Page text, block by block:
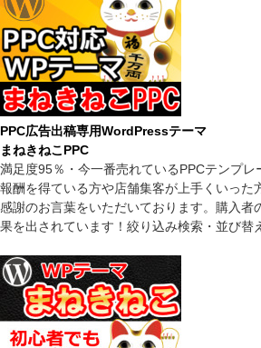
PPC広告出稿専用WordPressテーマ
まねきねこPPC
満足度95％・今一番売れているPPCテンプレ
報酬を得ている方や店舗集客が上手くいった
感謝のお言葉をいただいております。購入者
果を出されています！絞り込み検索・並び替